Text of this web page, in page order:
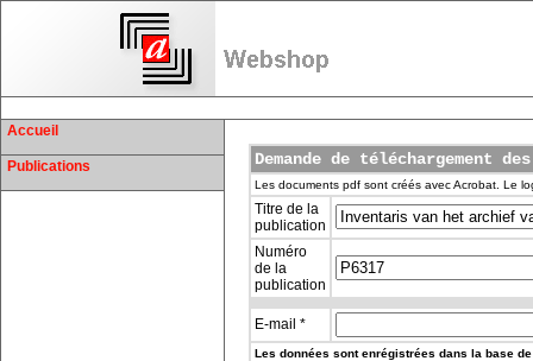
Accueil
Publications Demande de téléchargement
Les documents pdf sont créés avec Acrobat. Le
Titre de la
publication
Numéro
de la
publication
E-mail *
Les données sont enrégistrées dans la base